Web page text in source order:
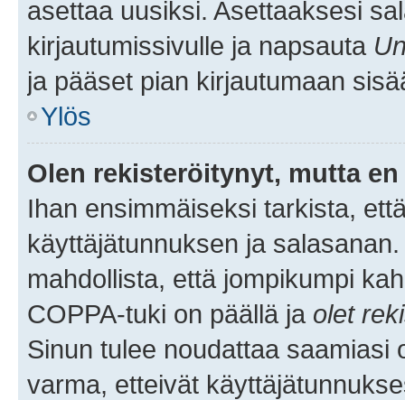
asettaa uusiksi. Asettaaksesi
kirjautumissivulle ja napsauta
ja pääset pian kirjautumaan
Ylös
Olen rekisteröitynyt, mutta
Ihan ensimmäiseksi tarkista,
käyttäjätunnuksen ja
mahdollista, että jompikumpi
COPPA-tuki on päällä ja olet
Sinun tulee noudattaa saamiasi
varma, etteivät